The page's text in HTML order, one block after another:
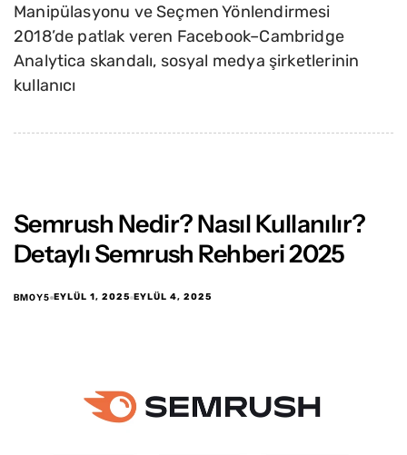
Manipülasyonu ve Seçmen Yönlendirmesi
2018’de patlak veren Facebook–Cambridge
Analytica skandalı, sosyal medya şirketlerinin
kullanıcı
Semrush Nedir? Nasıl Kullanılır?
Detaylı Semrush Rehberi 2025
BM0Y5 EYLÜL 1, 2025 EYLÜL 4, 2025